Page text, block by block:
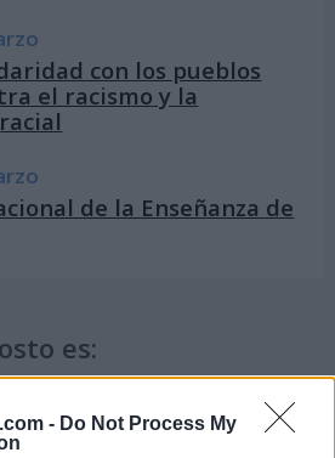
- Do Not Process My
con los pueblos
el racismo y la
de la Enseñanza de
es:
de